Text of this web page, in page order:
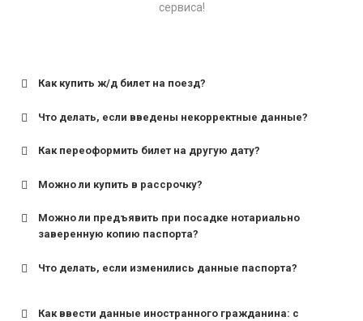
сервиса!
Как купить ж/д билет на поезд?
Что делать, если введены некорректные данные?
Как переоформить билет на другую дату?
Можно ли купить в рассрочку?
Можно ли предъявить при посадке нотариально
заверенную копию паспорта?
Что делать, если изменились данные паспорта?
Как ввести данные иностранного гражданина: с